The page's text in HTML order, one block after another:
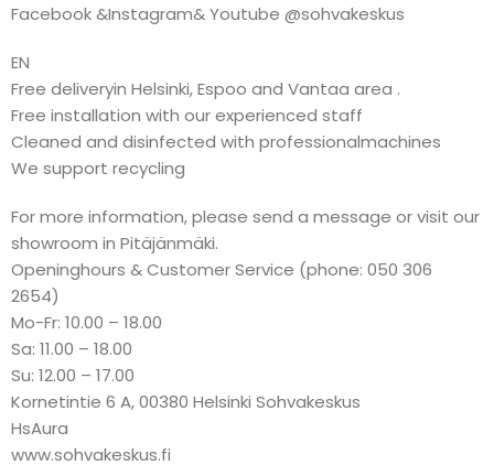
Facebook &Instagram& Youtube @sohvakeskus
EN
Free deliveryin Helsinki, Espoo and Vantaa area .
Free installation with our experienced staff
Cleaned and disinfected with professionalmachines
We support recycling
For more information, please send a message or visit our
showroom in Pitäjänmäki.
Openinghours & Customer Service (phone: 050 306
2654)
Mo-Fr: 10.00 – 18.00
Sa: 11.00 – 18.00
Su: 12.00 – 17.00
Kornetintie 6 A, 00380 Helsinki Sohvakeskus
HsAura
www.sohvakeskus.fi